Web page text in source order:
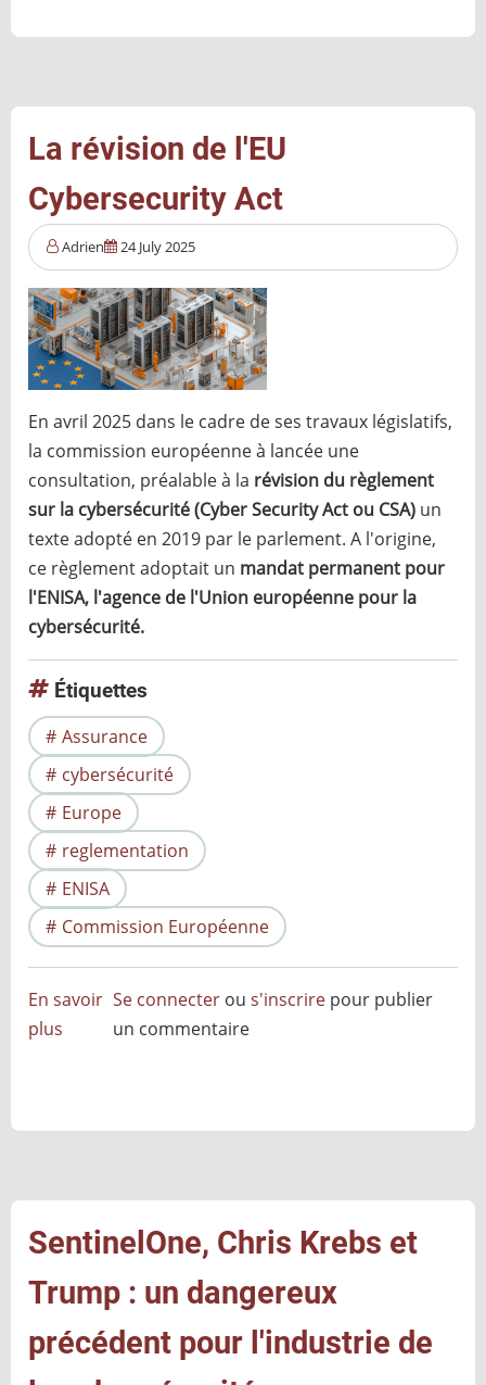
retour
d’expérience
un
métier
d’urgence,
de
précision…
et
de
La révision de l'EU
Cybersecurity Act
Adrien 24 July 2025
En avril 2025 dans le cadre de ses travaux législatifs,
la commission européenne à lancée une
consultation, préalable à la révision du règlement
sur la cybersécurité (Cyber Security Act ou CSA) un
texte adopté en 2019 par le parlement. A l'origine,
ce règlement adoptait un mandat permanent pour
l'ENISA, l'agence de l'Union européenne pour la
cybersécurité.
Étiquettes
Assurance
cybersécurité
Europe
reglementation
ENISA
Commission Européenne
En savoir
plus
Act
Se connecter ous'inscrire pour publier
un commentaire
SentinelOne, Chris Krebs et
Trump : un dangereux
précédent pour l'industrie de